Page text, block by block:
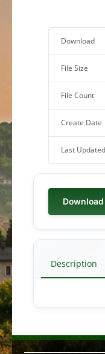
Download
File Size
File Count
Create Date
Last Updated
Download
Description